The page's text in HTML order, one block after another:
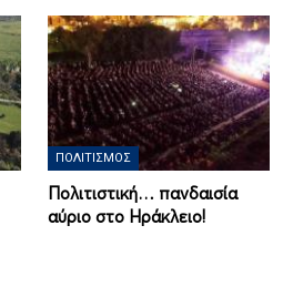
ΠΟΛΙΤΙΣΜΌΣ
Πολιτιστική… πανδαισία
αύριο στο Ηράκλειο!